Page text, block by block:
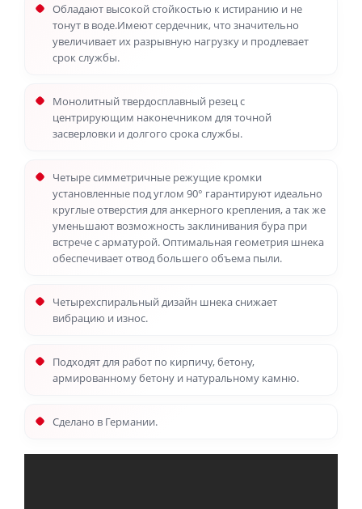
Обладают высокой стойкостью к истиранию и не
тонут в воде.Имеют сердечник, что значительно
увеличивает их разрывную нагрузку и продлевает
срок службы.
Монолитный твердосплавный резец с
центрирующим наконечником для точной
засверловки и долгого срока службы.
Четыре симметричные режущие кромки
установленные под углом 90° гарантируют идеально
круглые отверстия для анкерного крепления, а так же
уменьшают возможность заклинивания бура при
встрече с арматурой. Оптимальная геометрия шнека
обеспечивает отвод большего объема пыли.
Четырехспиральный дизайн шнека снижает
вибрацию и износ.
Подходят для работ по кирпичу, бетону,
армированному бетону и натуральному камню.
Сделано в Германии.